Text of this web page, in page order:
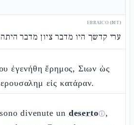
EBRAICO (MT)
ערי קדשך היו מדבר ציון מדבר
ἐγενήθη ἔρημος, Σιων ὡς
εἰς κατάραν.
divenute un desertoⓘ,